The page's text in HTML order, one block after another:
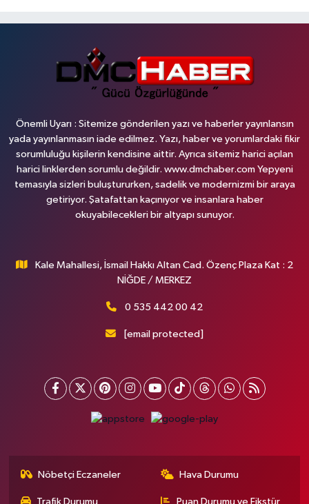
Önemli Uyarı : Sitemize gönderilen yazı ve haberler yayınlansın
yada yayınlanmasın iade edilmez. Yazı, haber ve yorumlardaki fikir
sorumluluğu kişilerin kendisine aittir. Ayrıca sitemiz harici açılan
harici linklerden sorumlu değildir. www.dmchaber.com Yepyeni
temasıyla sizleri buluştururken, sadelik ve modernizmi bir araya
getiriyor. Şatafattan kaçınıyor ve insanlara haber
okuyabilecekleri bir altyapı sunuyor.
Kale Mahallesi, İsmail Hakkı Altan Cad. Özenç Plaza Kat : 2
NİĞDE / MERKEZ
0 535 442 00 42
[email protected]
Nöbetçi Eczaneler Hava Durumu
Trafik Durumu Puan Durumu ve Fikstür